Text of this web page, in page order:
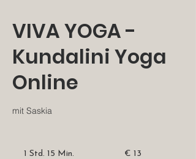
VIVA YOGA -
Kundalini Yoga
Online
mit Saskia
1 Std. 15 Min. € 13